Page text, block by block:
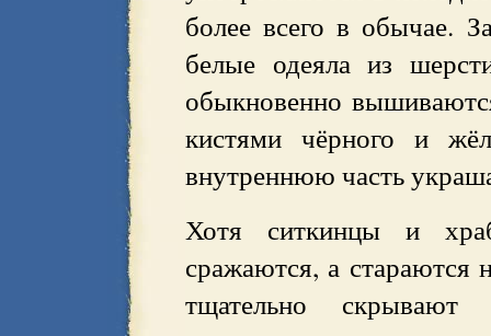
более всего в обычае.
белые одеяла из
обыкновенно
кистями чёрного и
внутреннюю часть
Хотя ситкинцы и
сражаются, а стараются
тщательно